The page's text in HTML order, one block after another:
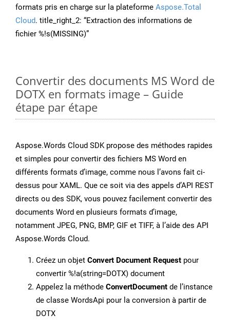
formats pris en charge sur la plateforme Aspose.Total
Cloud. title_right_2: “Extraction des informations de
fichier %!s(MISSING)”
Convertir des documents MS Word de
DOTX en formats image – Guide
étape par étape
Aspose.Words Cloud SDK propose des méthodes rapides
et simples pour convertir des fichiers MS Word en
différents formats d’image, comme nous l’avons fait ci-
dessus pour XAML. Que ce soit via des appels d’API REST
directs ou des SDK, vous pouvez facilement convertir des
documents Word en plusieurs formats d’image,
notamment JPEG, PNG, BMP, GIF et TIFF, à l’aide des API
Aspose.Words Cloud.
Créez un objet Convert Document Request pour
convertir %!a(string=DOTX) document
Appelez la méthode ConvertDocument de l’instance
de classe WordsApi pour la conversion à partir de
DOTX